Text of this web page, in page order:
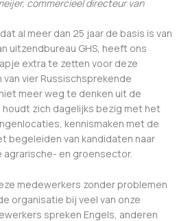
commercieel directeur van
al meer dan 25 jaar de basis is van
uitzendbureau GHS, heeft ons
extra te zetten voor deze
van vier Russischsprekende
meer weg te denken uit de
houdt zich dagelijks bezig met het
kennismaken met de
begeleiden van kandidaten naar
agrarische- en groensector.
medewerkers zonder problemen
organisatie bij veel van onze
spreken Engels, anderen